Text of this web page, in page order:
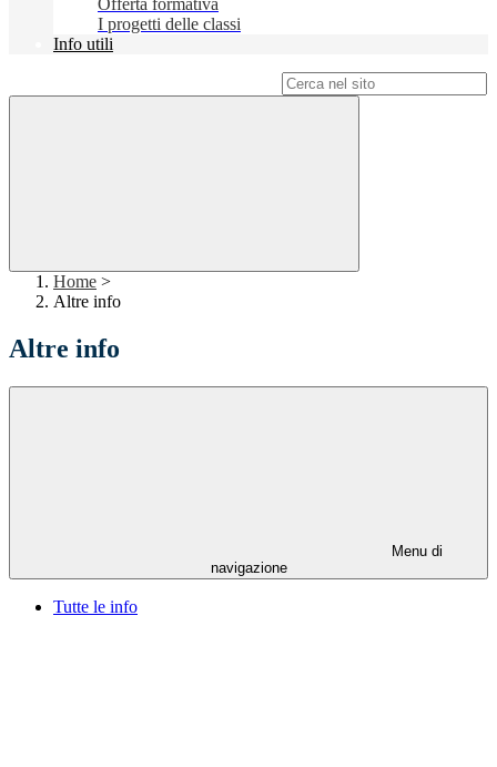
Offerta formativa
I progetti delle classi
Info utili
Home >
Altre info
Altre info
Menu di
navigazione
Tutte le info